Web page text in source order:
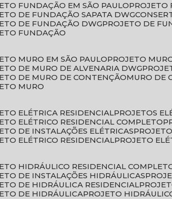
FUNDAÇÃO EM SÃO PAULO
DE FUNDAÇÃO SAPATA DWG
DE FUNDAÇÃO DWG
PROJETO DE
FUNDAÇÃO
MURO EM SÃO PAULO
PROJETO
DE MURO DE ALVENARIA DWG
DE MURO DE CONTENÇÃO
MURO
MURO
ELÉTRICA RESIDENCIAL
PROJETOS
ELÉTRICO RESIDENCIAL COMPLETO
DE INSTALAÇÕES ELÉTRICAS
ELÉTRICO RESIDENCIAL
PROJETO
HIDRÁULICO RESIDENCIAL
DE INSTALAÇÕES HIDRÁULICAS
DE HIDRÁULICA RESIDENCIAL
DE HIDRÁULICA
PROJETO